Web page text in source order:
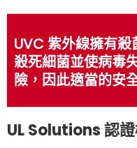
UVC 紫外線擁有
殺死細菌並使病毒
險，因此適當的安
UL Solutions 認